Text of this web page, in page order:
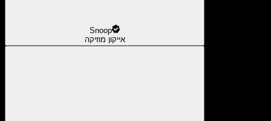
Snoop
אייקון מוזיקה